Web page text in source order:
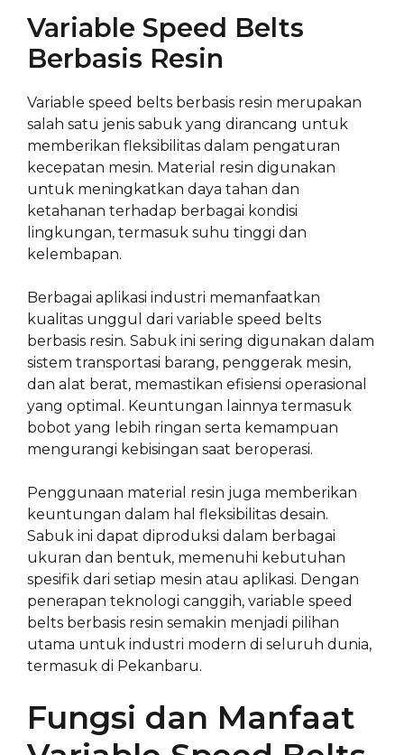
Variable Speed Belts
Berbasis Resin
Variable speed belts berbasis resin merupakan
salah satu jenis sabuk yang dirancang untuk
memberikan fleksibilitas dalam pengaturan
kecepatan mesin. Material resin digunakan
untuk meningkatkan daya tahan dan
ketahanan terhadap berbagai kondisi
lingkungan, termasuk suhu tinggi dan
kelembapan.
Berbagai aplikasi industri memanfaatkan
kualitas unggul dari variable speed belts
berbasis resin. Sabuk ini sering digunakan dalam
sistem transportasi barang, penggerak mesin,
dan alat berat, memastikan efisiensi operasional
yang optimal. Keuntungan lainnya termasuk
bobot yang lebih ringan serta kemampuan
mengurangi kebisingan saat beroperasi.
Penggunaan material resin juga memberikan
keuntungan dalam hal fleksibilitas desain.
Sabuk ini dapat diproduksi dalam berbagai
ukuran dan bentuk, memenuhi kebutuhan
spesifik dari setiap mesin atau aplikasi. Dengan
penerapan teknologi canggih, variable speed
belts berbasis resin semakin menjadi pilihan
utama untuk industri modern di seluruh dunia,
termasuk di Pekanbaru.
Fungsi dan Manfaat